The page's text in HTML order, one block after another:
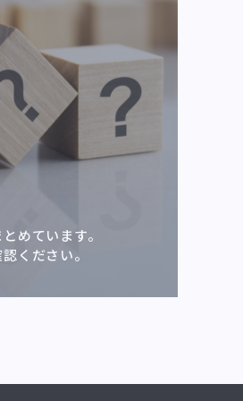
めています。
ください。